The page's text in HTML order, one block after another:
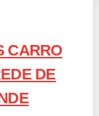
CARRO
DE